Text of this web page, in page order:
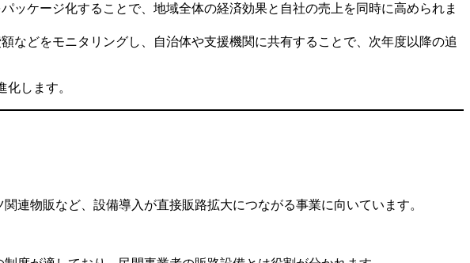
ケージ化することで、地域全体の経済効果と自社の売上を同時に高められま
などをモニタリングし、自治体や支援機関に共有することで、次年度以降の追
します。
連物販など、設備導入が直接販路拡大につながる事業に向いています。